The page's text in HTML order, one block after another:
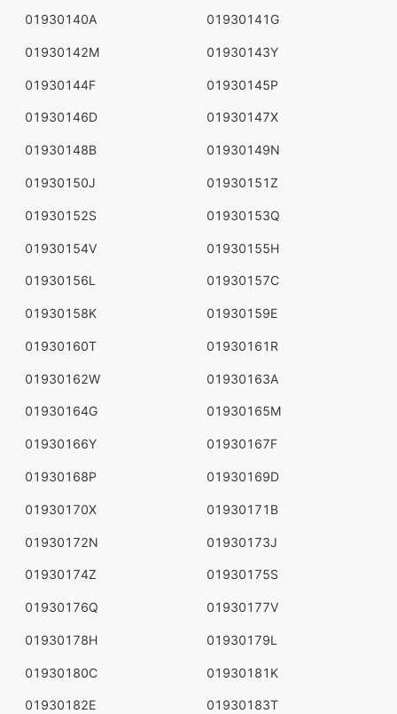
01930140A 01930141G
01930142M 01930143Y
01930144F 01930145P
01930146D 01930147X
01930148B 01930149N
01930150J 01930151Z
01930152S 01930153Q
01930154V 01930155H
01930156L 01930157C
01930158K 01930159E
01930160T 01930161R
01930162W 01930163A
01930164G 01930165M
01930166Y 01930167F
01930168P 01930169D
01930170X 01930171B
01930172N 01930173J
01930174Z 01930175S
01930176Q 01930177V
01930178H 01930179L
01930180C 01930181K
01930182E 01930183T